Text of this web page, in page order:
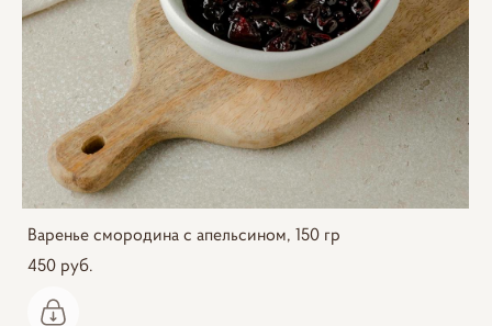
Варенье смородина с апельсином, 150 гр
450 pуб.